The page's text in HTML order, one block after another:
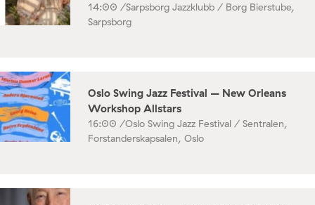
14:00 /Sarpsborg Jazzklubb / Borg Bierstube,
Sarpsborg
Oslo Swing Jazz Festival – New Orleans
Workshop Allstars
16:00 /Oslo Swing Jazz Festival / Sentralen,
Forstanderskapsalen, Oslo